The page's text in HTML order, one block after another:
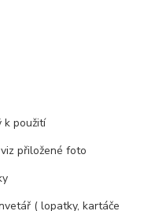
k použití
přiložené foto
( lopatky, kartáče